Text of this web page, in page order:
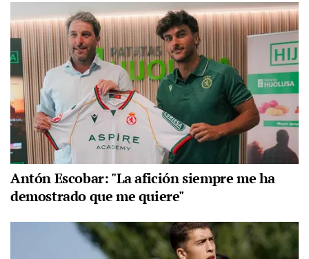
Antón Escobar: "La afición siempre me ha
demostrado que me quiere"